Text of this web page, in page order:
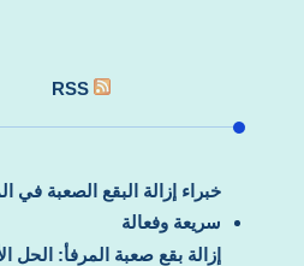
RSS
خبراء إزالة البقع الصعبة في
سريعة وفعالة
إزالة بقع صعبة المرفأ: الحل